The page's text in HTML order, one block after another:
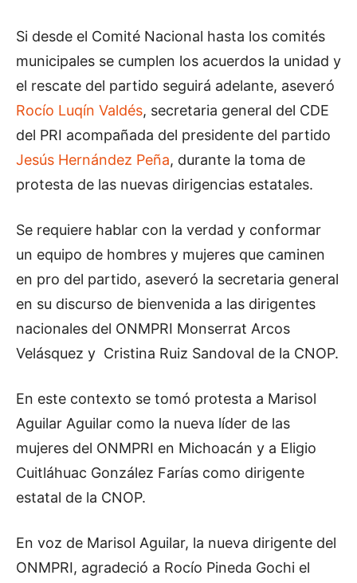
Si desde el Comité Nacional hasta los comités
municipales se cumplen los acuerdos la unidad y
el rescate del partido seguirá adelante, aseveró
Rocío Luqín Valdés, secretaria general del CDE
del PRI acompañada del presidente del partido
Jesús Hernández Peña, durante la toma de
protesta de las nuevas dirigencias estatales.
Se requiere hablar con la verdad y conformar
un equipo de hombres y mujeres que caminen
en pro del partido, aseveró la secretaria general
en su discurso de bienvenida a las dirigentes
nacionales del ONMPRI Monserrat Arcos
Velásquez y Cristina Ruiz Sandoval de la CNOP.
En este contexto se tomó protesta a Marisol
Aguilar Aguilar como la nueva líder de las
mujeres del ONMPRI en Michoacán y a Eligio
Cuitláhuac González Farías como dirigente
estatal de la CNOP.
En voz de Marisol Aguilar, la nueva dirigente del
ONMPRI, agradeció a Rocío Pineda Gochi el